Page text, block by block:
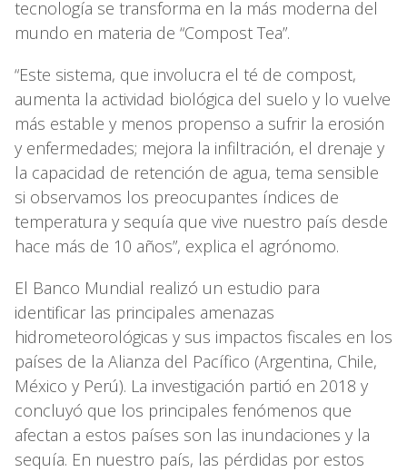
tecnología se transforma en la más moderna del
mundo en materia de “Compost Tea”.
“Este sistema, que involucra el té de compost,
aumenta la actividad biológica del suelo y lo vuelve
más estable y menos propenso a sufrir la erosión
y enfermedades; mejora la infiltración, el drenaje y
la capacidad de retención de agua, tema sensible
si observamos los preocupantes índices de
temperatura y sequía que vive nuestro país desde
hace más de 10 años”, explica el agrónomo.
El Banco Mundial realizó un estudio para
identificar las principales amenazas
hidrometeorológicas y sus impactos fiscales en los
países de la Alianza del Pacífico (Argentina, Chile,
México y Perú). La investigación partió en 2018 y
concluyó que los principales fenómenos que
afectan a estos países son las inundaciones y la
sequía. En nuestro país, las pérdidas por estos